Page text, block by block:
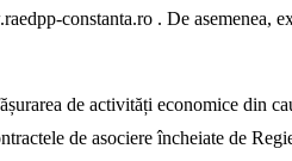
constanta.ro . De asemenea,
de activități economice din
de asociere încheiate de